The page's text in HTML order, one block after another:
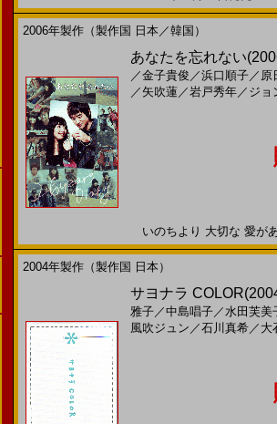
2006年製作（製作国 日本／韓国）
あなたを忘れない
／金子貴俊 ／浜口順子／ 原
／ 矢吹蓮／岩戸秀年／ ジョ
いのちより 大切な 愛が
2004年製作（製作国 日本）
サヨナラ
雅子／中島唱子／水田芙美
風吹ジュン ／石川真希／ 大